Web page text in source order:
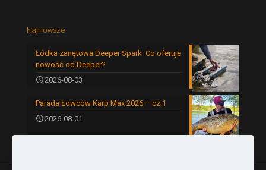
Najnowsze
Łódka zanętowa Deeper Spark. Co oferuje
nowość od Deeper?
2026-08-03
Parada Łowców Karp Max 2026 – cz.1
2026-08-01